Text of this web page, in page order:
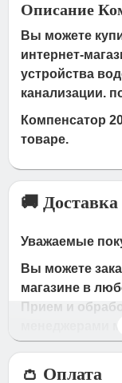
Описание
Вы можете
интернет-
устройства
канализации.
Компенсатор
товаре.
🚚 Доставка
Уважаемые
Вы можете
магазине в
Прием и
Время работы
👛 Оплата